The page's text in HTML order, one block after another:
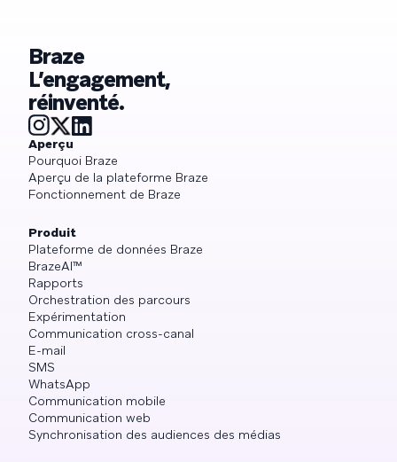
Braze
L’engagement,
réinventé.
Aperçu
Pourquoi Braze
Aperçu de la plateforme Braze
Fonctionnement de Braze
Produit
Plateforme de données Braze
BrazeAI™
Rapports
Orchestration des parcours
Expérimentation
Communication cross-canal
E-mail
SMS
WhatsApp
Communication mobile
Communication web
Synchronisation des audiences des médias